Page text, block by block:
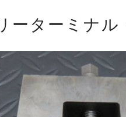
ーターミナル